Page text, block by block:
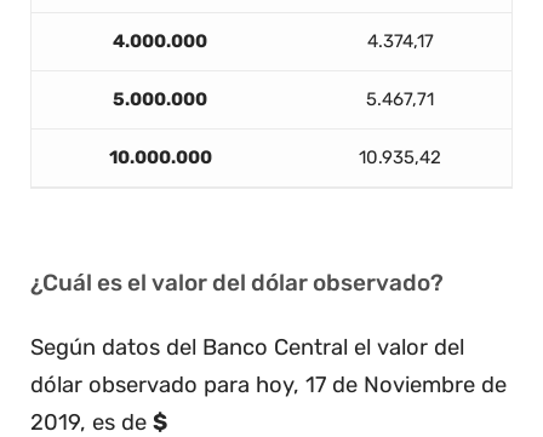
4.000.000 4.374,17
5.000.000 5.467,71
10.000.000 10.935,42
¿Cuál es el valor del dólar observado?
Según datos del Banco Central el valor del
dólar observado para hoy, 17 de Noviembre de
2019, es de $